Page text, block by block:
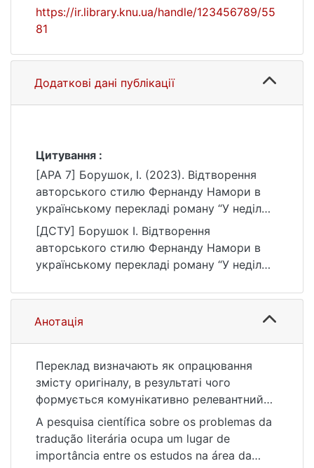
https://ir.library.knu.ua/handle/123456789/55
81
Додаткові дані публікації
Цитування :
[APA 7] Борушок, І. (2023). Відтворення
авторського стилю Фернанду Намори в
українському перекладі роману “У неділю
надвечір” [Бакалаврська робота,
Київський національний університет імені
Тараса Шевченка]. eKNUTSHIR.
https://ir.library.knu.ua/handle/123456789/55
81
[ДСТУ] Борушок І. Відтворення
авторського стилю Фернанду Намори в
українському перекладі роману “У неділю
бакалавра : 03 Гуманітарні науки. Київ,
2023. 70 с. URL:
https://ir.library.knu.ua/handle/123456789/55
Анотація
Переклад визначають як опрацювання
змісту оригіналу, в результаті чого
формується комунікативно релевантний
смисл, який подається за допомогою
мовних одиниць перекладу реципієнту,
який, у свою чергу, опиняється у ролі
A pesquisa científica sobre os problemas da
tradução literária ocupa um lugar de
importância entre os estudos na área da